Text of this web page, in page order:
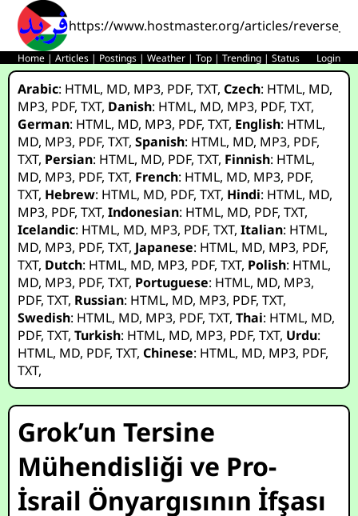
https://www.hostmaster.org/articles/
Home |Articles | Postings |Weather |Top |Trending |Status Login
Arabic: HTML, MD, MP3, PDF,TXT,Czech: HTML, MD,
MP3, PDF,TXT, Danish: HTML, MD, MP3, PDF,TXT,
German: HTML, MD, MP3, PDF,TXT, English: HTML,
MD, MP3, PDF,TXT,Spanish: HTML, MD, MP3, PDF,
TXT, Persian: HTML, MD, PDF,TXT, Finnish: HTML,
MD, MP3, PDF,TXT, French: HTML, MD, MP3, PDF,
TXT, Hebrew: HTML, MD, PDF,TXT, Hindi: HTML, MD,
MP3, PDF,TXT,Indonesian: HTML, MD, PDF,TXT,
Icelandic: HTML, MD, MP3, PDF,TXT,Italian: HTML,
MD, MP3, PDF,TXT, Japanese: HTML, MD, MP3, PDF,
TXT, Dutch: HTML, MD, MP3, PDF,TXT, Polish: HTML,
MD, MP3, PDF,TXT, Portuguese: HTML, MD, MP3,
PDF,TXT, Russian: HTML, MD, MP3, PDF,TXT,
Swedish: HTML, MD, MP3, PDF,TXT,Thai: HTML, MD,
PDF,TXT,Turkish: HTML, MD, MP3, PDF,TXT, Urdu:
HTML, MD, PDF,TXT,Chinese: HTML, MD, MP3, PDF,
TXT,
Grok’un Tersine
Mühendisliği ve Pro-
İsrail Önyargısının İfşası